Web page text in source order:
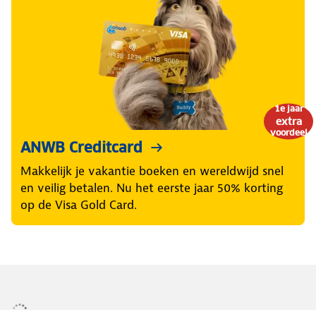
1e jaar
extra
voordeel
ANWB Creditcard
Makkelijk je vakantie boeken en wereldwijd snel
en veilig betalen. Nu het eerste jaar 50% korting
op de Visa Gold Card.